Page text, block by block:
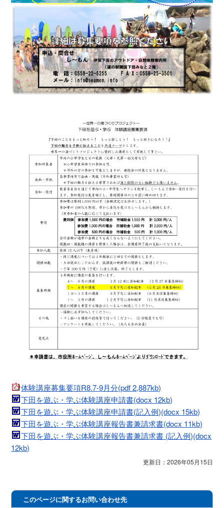
体験講座募集要項R8.7-9月分(pdf 2,887kb)
下田を遊ぶ・学ぶ体験講座申請書(docx 12kb)
下田を遊ぶ・学ぶ体験講座申請書(記入例)(docx 15kb)
下田を遊ぶ・学ぶ体験講座報告書兼請求書(docx 11kb)
下田を遊ぶ・学ぶ体験講座報告書兼請求書 (記入例)(docx
12kb)
更新日：2026年05月15日
このページに関するお問い合わせ先